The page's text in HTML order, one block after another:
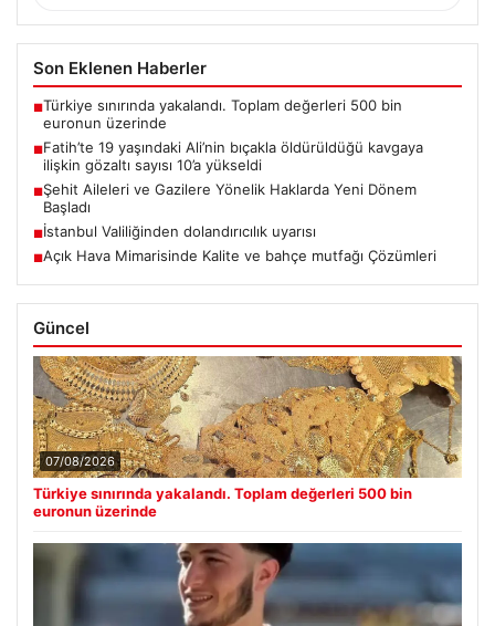
Son Eklenen Haberler
■Türkiye sınırında yakalandı. Toplam değerleri 500 bin
euronun üzerinde
■Fatih’te 19 yaşındaki Ali’nin bıçakla öldürüldüğü kavgaya
ilişkin gözaltı sayısı 10’a yükseldi
■Şehit Aileleri ve Gazilere Yönelik Haklarda Yeni Dönem
Başladı
■İstanbul Valiliğinden dolandırıcılık uyarısı
■Açık Hava Mimarisinde Kalite ve bahçe mutfağı Çözümleri
Güncel
07/08/2026
Türkiye sınırında yakalandı. Toplam değerleri 500 bin
euronun üzerinde